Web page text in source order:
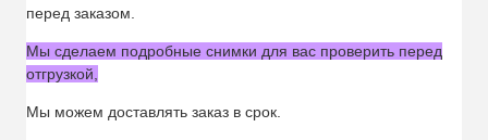
перед заказом.
Мы сделаем подробные снимки для вас проверить перед
отгрузкой,
Мы можем доставлять заказ в срок.